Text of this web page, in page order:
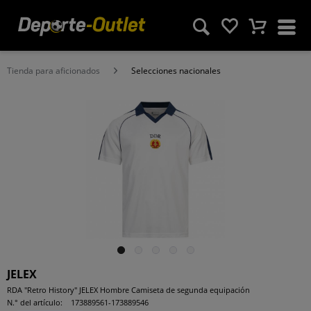
Tienda para aficionados Selecciones nacionales
JELEX
RDA "Retro History" JELEX Hombre Camiseta de segunda equipación
N.° del artículo:
173889561-173889546